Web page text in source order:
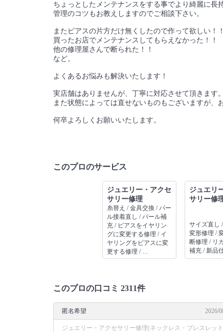
ちょっとしたメンテナンスをする事でより綺麗に長
管理のコツもお教えしますのでご相談下さい。
またピアスの片方だけ無くしたので作って欲しい！！
買ったお店でメンテナンスしてもらえなかった！！
他の修理屋さんで断られた！！
など。
よくあるお悩みも解決いたします！
実店舗はありませんが、丁寧に対応させて頂きます。
また状態によっては直せないものもございますが、
何卒よろしくお願いいたします。
このプロのサービス
ジュエリー・アクセ
サリー修理
糸替え / 金具交換 / パー
ル接着直し / パール補
充 / ピアスをイヤリン
グに変更する修理 / イ
ヤリングをピアスに変
更する修理 / …
ジュエリ
サリー修
サイズ直し
変形修理 /
断修理 / リ
補充 / 新品
このプロの口コミ 2311件
匿名希望 2026/
ジュエリー・アクセサリー修理(ネックレス・ブレスレッ